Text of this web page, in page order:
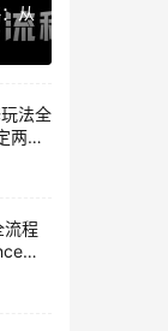
从
法全
两年
流程
说